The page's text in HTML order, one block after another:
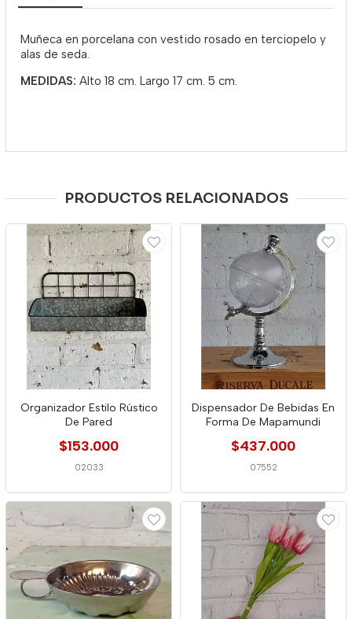
Muñeca en porcelana con vestido rosado en terciopelo y
alas de seda.
MEDIDAS: Alto 18 cm. Largo 17 cm. 5 cm.
PRODUCTOS RELACIONADOS
Organizador Estilo Rústico
De Pared
$153.000
02033
Dispensador De Bebidas En
Forma De Mapamundi
$437.000
07552